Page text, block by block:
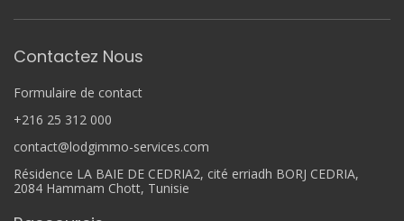
Contactez Nous
Formulaire de contact
+216 25 312 000
contact@lodgimmo-services.com
Résidence LA BAIE DE CEDRIA2, cité erriadh BORJ CEDRIA,
2084 Hammam Chott, Tunisie